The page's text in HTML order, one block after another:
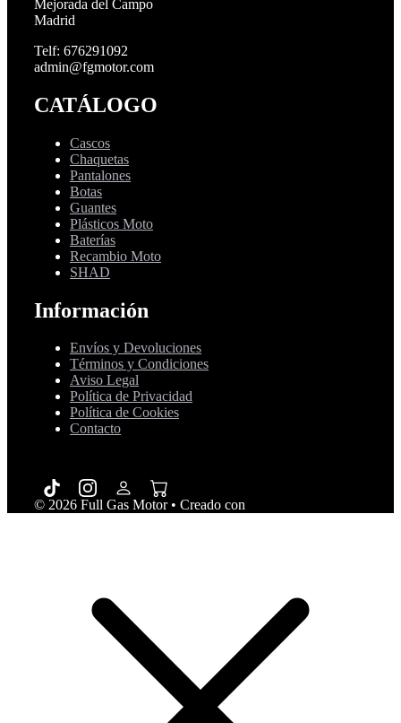
Mejorada del Campo
Madrid
Telf: 676291092
admin@fgmotor.com
CATÁLOGO
Cascos
Chaquetas
Pantalones
Botas
Guantes
Plásticos Moto
Baterías
Recambio Moto
SHAD
Información
Envíos y Devoluciones
Términos y Condiciones
Aviso Legal
Política de Privacidad
Política de Cookies
Contacto
© 2026 Full Gas Motor• Creado con